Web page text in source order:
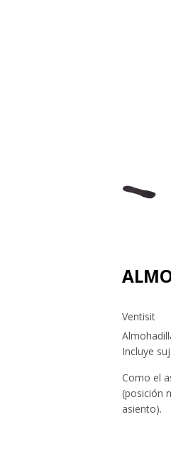
Ventisit
Incluye
Como el
(posición
asiento).